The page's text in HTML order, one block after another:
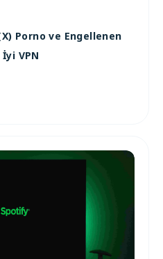
Porno ve Engellenen
VPN